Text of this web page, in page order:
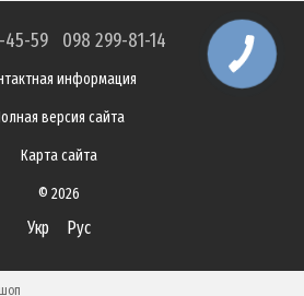
45-59 098 299-81-14
информация
версия сайта
Карта сайта
© 2026
Укр Рус